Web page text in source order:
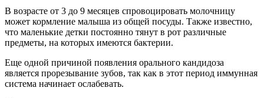
В возрасте от 3 до 9 месяцев спровоцировать молочницу
может кормление малыша из общей посуды. Также известно,
что маленькие детки постоянно тянут в рот различные
предметы, на которых имеются бактерии.
Еще одной причиной появления орального кандидоза
является прорезывание зубов, так как в этот период иммунная
система начинает ослабевать.